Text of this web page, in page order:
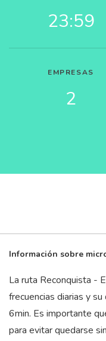
23:59
EMPRESAS
2
Información sobre
La ruta Reconquista -
frecuencias diarias y
6min. Es importante
para evitar quedarse